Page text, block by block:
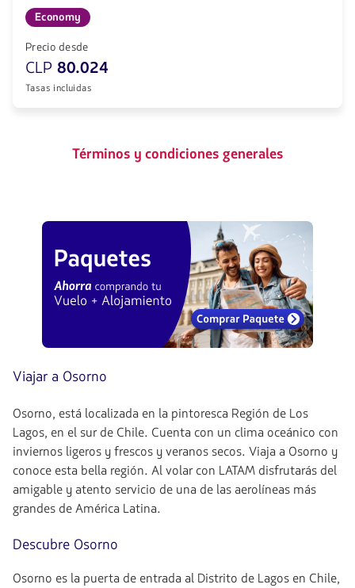
Economy
Precio desde
CLP 80.024
Tasas incluidas
Términos y condiciones generales
Viajar a Osorno
Osorno, está localizada en la pintoresca Región de Los
Lagos, en el sur de Chile. Cuenta con un clima oceánico con
inviernos ligeros y frescos y veranos secos. Viaja a Osorno y
conoce esta bella región. Al volar con LATAM disfrutarás del
amigable y atento servicio de una de las aerolíneas más
grandes de América Latina.
Descubre Osorno
Osorno es la puerta de entrada al Distrito de Lagos en Chile,